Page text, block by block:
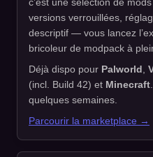
versions verrouillées,
descriptif — vous lancez
bricoleur de modpack à
Déjà dispo pour Palworld
(incl. Build 42) et Minecraft
quelques semaines.
Parcourir la marketplace →